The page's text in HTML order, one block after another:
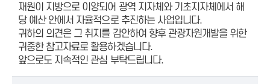
재원이 지방으로 이양되어 광역 지자체와 기초지자체에서 해
당 예산 안에서 자율적으로 추진하는 사업입니다.
귀하의 의견은 그 취지를 감안하여 향후 관광자원개발을 위한
귀중한 참고자료로 활용하겠습니다.
앞으로도 지속적인 관심 부탁드립니다.